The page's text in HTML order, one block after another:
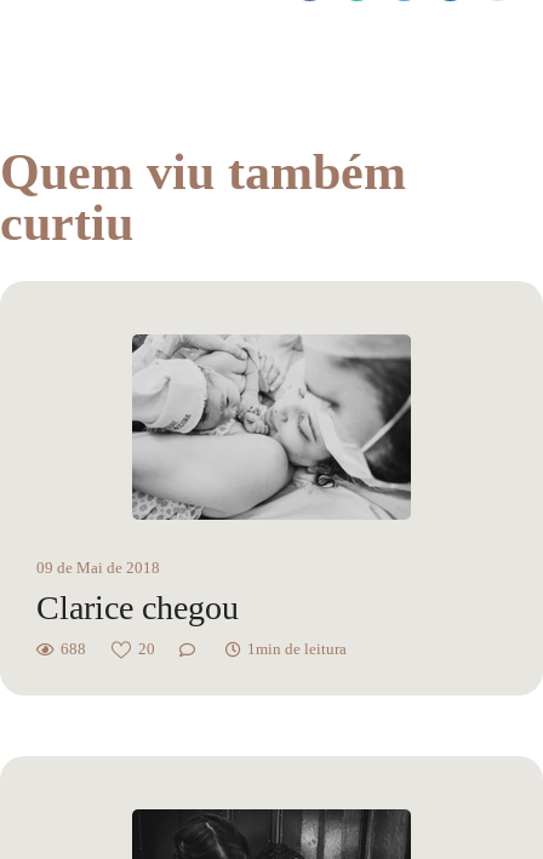
Quem viu também
curtiu
09 de Mai de 2018
Clarice chegou
688 20 1min de leitura